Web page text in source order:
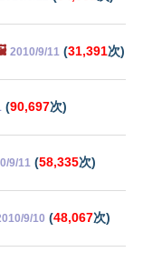
2010/9/11 (31,391次)
(90,697次)
9/11 (58,335次)
9/10 (48,067次)